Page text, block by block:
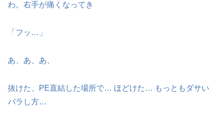
わ。右手が痛くなってき
「フッ…」
あ、あ、あ、
抜けた、PE直結した場所で… ほどけた… もっともダサい
バラし方…